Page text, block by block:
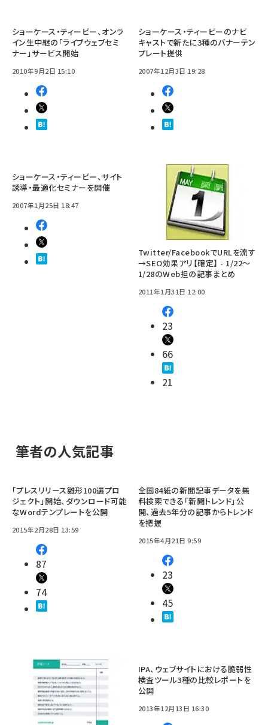
ショーケース・ティービー、オンラ
イン生中継の「ライブウェブセミ
ナー」サービス開始
2010年9月2日 15:10
ショーケース・ティービーのナビ
キャストで新たに3種のバナーテン
プレート提供
2007年12月3日 19:28
ショーケース・ティービー、サイト
誘導・最適化セミナーを開催
2007年1月25日 18:47
Twitter/FacebookでURLを流す
→SEO効果アリ【確定】 - 1/22～
1/28のWeb担の記事まとめ
2011年1月31日 12:00
23
66
21
筆者の人気記事
「プレスリリース雛形100選プロ
ジェクト」開始、ダウンロード可能
なWordテンプレートを公開
2015年2月28日 13:59
87
74
全国84紙の新聞記事データを無
料検索できる「新聞トレンド」公
開、過去5年分の記事からトレンド
を把握
2015年4月21日 9:59
23
45
IPA、ウェブサイトにおける脆弱性
検査ツール3種の比較レポートを
公開
2013年12月13日 16:30